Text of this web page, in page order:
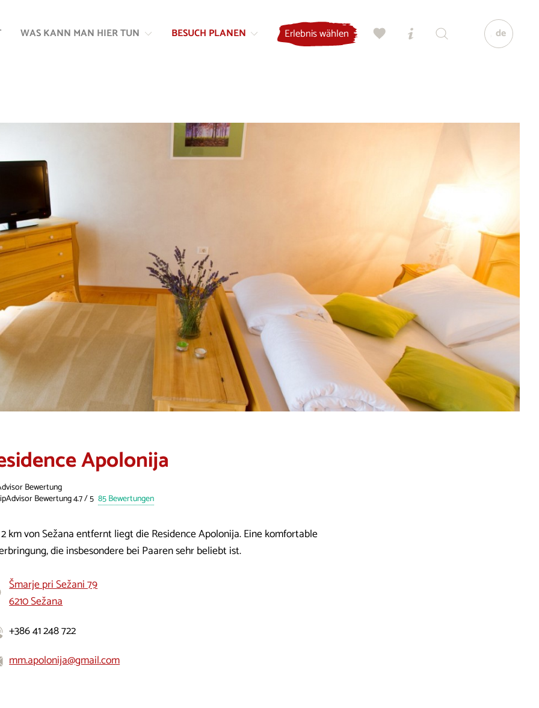
Inhalt
Navigation
WAS KANN MAN HIER TUN BESUCH PLANEN Erlebnis wählen de
Apolonija
Bewertung
85 Bewertungen
km von Sežana entfernt liegt die Residence Apolonija. Eine komfortable
die insbesondere bei Paaren sehr beliebt ist.
Šmarje pri Sežani 79
6210 Sežana
+386 41 248 722
mm.apolonija@gmail.com